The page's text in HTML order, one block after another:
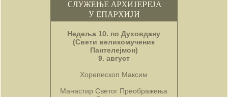
Недеља 10. по Духовдану
(Свети великомученик
Пантелејмон)
9. август
Хорепископ Максим
Манастир Светог Преображења